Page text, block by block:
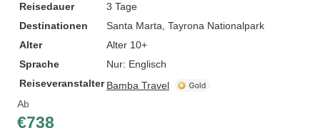
Reisedauer
3 Tage
Destinationen
Santa Marta , Tayrona Nationalpark
Alter
Alter 10+
Sprache
Nur: Englisch
Reiseveranstalter Bamba Travel
Ab
€738